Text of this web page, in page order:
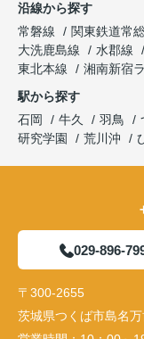
沿線から探す
常磐線
関東鉄道常
大洗鹿島線
水郡線
東北本線
湘南新宿
駅から探す
石岡
牛久 羽鳥
研究学園
荒川沖
029-896-
〒300-2655
茨城県つくば市島名